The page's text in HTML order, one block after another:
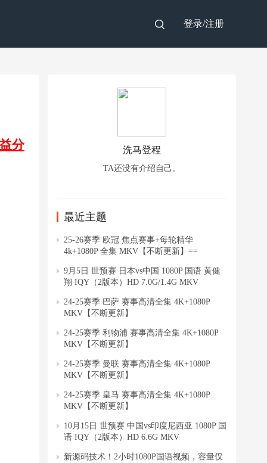
登录/注册
分 洗马登程
TA还没有介绍自己。
最近主题
25-26赛季 欧冠 焦点赛事+每轮精华
4k+1080P 全集 MKV【不断更新】==
9月5日 世预赛 日本vs中国 1080P 国语 黄健
翔 IQY（2版本）HD 7.0G/1.4G MKV
24-25赛季 巴萨 赛事高清全集 4K+1080P
MKV【不断更新】
24-25赛季 利物浦 赛事高清全集 4K+1080P
MKV【不断更新】
24-25赛季 曼联 赛事高清全集 4K+1080P
MKV【不断更新】
24-25赛季 皇马 赛事高清全集 4K+1080P
MKV【不断更新】
10月15日 世预赛 中国vs印度尼西亚 1080P 国
语 IQY（2版本）HD 6.6G MKV
新源码技术！2小时1080P国语视频，容量仅